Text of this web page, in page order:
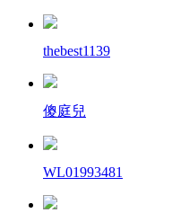
thebest1139
傻庭兒
WL01993481